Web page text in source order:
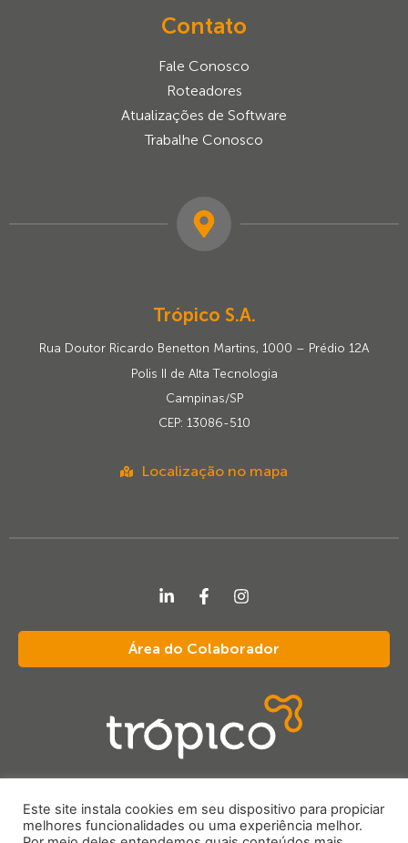
Contato
Fale Conosco
Roteadores
Atualizações de Software
Trabalhe Conosco
Trópico S.A.
Rua Doutor Ricardo Benetton Martins, 1000 – Prédio 12A
Polis II de Alta Tecnologia
Campinas/SP
CEP: 13086-510
Localização no mapa
Área do Colaborador
tropico@tropiconet.com
Este site instala cookies em seu dispositivo para propiciar
melhores funcionalidades ou uma experiência melhor.